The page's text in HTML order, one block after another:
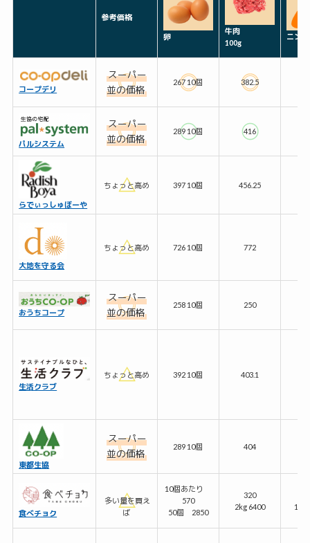
参考価格
卵
牛肉
100g
ニン
コープデリ
スーパー
並の価格
267 10個 382.5
パルシステム
スーパー
並の価格
289 10個 416
らでぃっしゅぼーや
ちょっと高め 397 10個 456.25
大地を守る会
ちょっと高め 726 10個 772
おうちコープ
スーパー
並の価格
258 10個 250
生活クラブ
ちょっと高め 392 10個 403.1
東都生協
スーパー
並の価格
289 10個 404
食べチョク
多い量を買え
ば
10個あたり
570
50個 2850
320
2kg 6400